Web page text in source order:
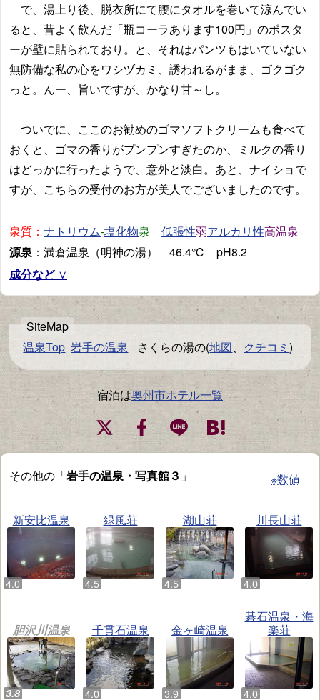
で、湯上り後、脱衣所にて腰にタオルを巻いて涼んでい
ると、昔よく飲んだ「瓶コーラあります100円」のポスタ
ーが壁に貼られており。と、それはパンツもはいていない
無防備な私の心をワシヅカミ、誘われるがまま、ゴクゴク
っと。んー、旨いですが、かなり甘～し。
ついでに、ここのお勧めのゴマソフトクリームも食べて
おくと、ゴマの香りがプンプンすぎたのか、ミルクの香り
はどっかに行ったようで、意外と淡白。あと、ナイショで
すが、こちらの受付のお方が美人でございましたのです。
泉質： ナトリウム-塩化物泉 低張性弱アルカリ性高温泉
源泉 ：満倉温泉（明神の湯） 46.4℃ pH8.2
成分など
温泉Top 岩手の温泉 さくらの湯の(地図、 クチコミ)
宿泊は奥州市ホテル一覧
その他の「岩手の温泉・写真館３ 」 ※数値
新安比温泉 緑風荘 湖山荘 川長山荘
胆沢川温泉 千貫石温泉 金ヶ崎温泉
碁石温泉・海
楽荘